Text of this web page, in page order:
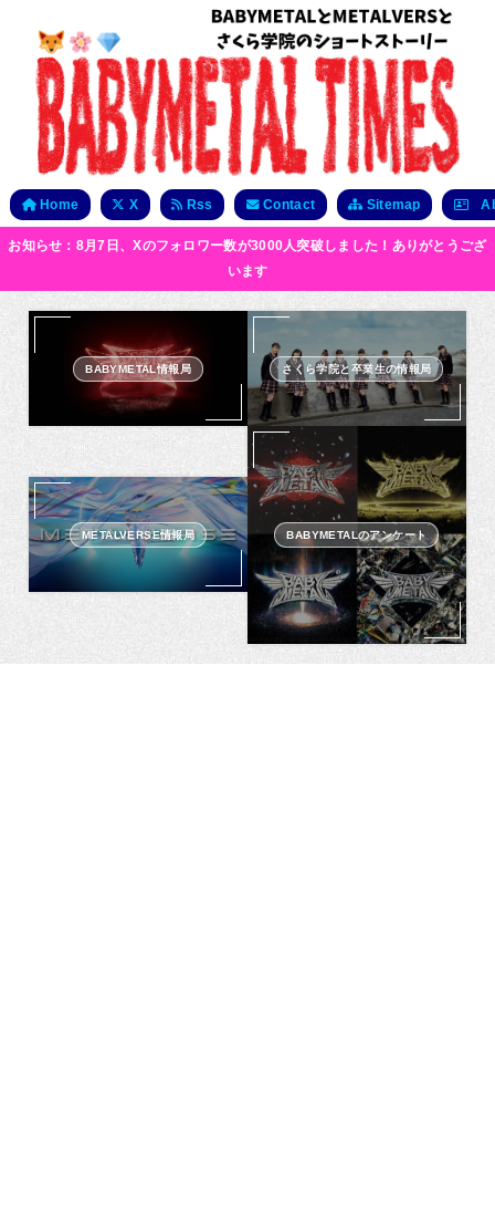
Home X Rss Contact Sitemap
お知らせ：8月7日、Xのフォロワー数が3000人突破しました！ありがとうござ
います
BABYMETAL情報局 さくら学院と卒業生の情報局
METALVERSE情報局 BABYMETALのアンケート